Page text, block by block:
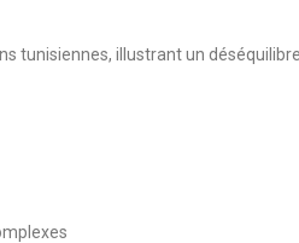
tunisiennes, illustrant un déséquilibre